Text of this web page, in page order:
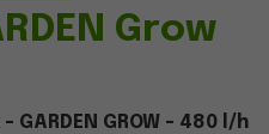
Grow
GROW - 480 l/h